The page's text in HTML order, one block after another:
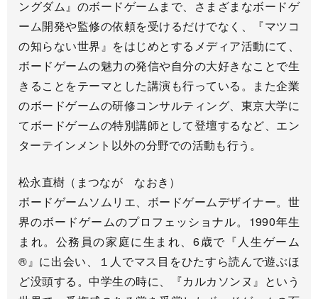
ングダム』のボードゲームまで、さまざまなボードゲ
ーム開発や監修の依頼を受けるだけでなく、『マツコ
の知らない世界』をはじめとするメディア活動にて、
ボードゲームの魅力の発信や自分の大好きなことで生
きることをテーマとした講演も行っている。また企業
のボードゲームの研修コンサルティング、東京大学に
てボードゲームの特別講師として登壇するなど、エン
ターテインメント以外の分野での活動も行う。
松永直樹（まつなが なおき）
ボードゲームソムリエ、ボードゲームデザイナー。世
界のボードゲームのプロフェッショナル。1990年生
まれ。公務員の家庭に生まれ、6歳で『人生ゲーム
®』に出会い、１人でマス目をひたすら読んで遊ぶほ
ど没頭する。中学生の時に、『カルカソンヌ』という